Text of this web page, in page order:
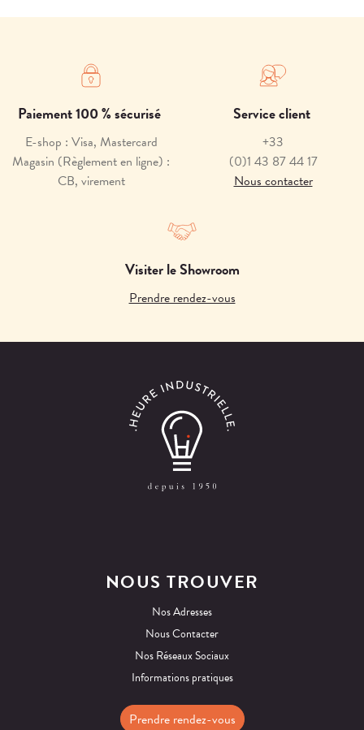
Paiement 100 % sécurisé
E-shop : Visa, Mastercard
Magasin (Règlement en ligne) :
CB, virement
Service client
+33
(0)1 43 87 44 17
Nous contacter
Visiter le Showroom
Prendre rendez-vous
NOUS TROUVER
Nos Adresses
Nous Contacter
Nos Réseaux Sociaux
Informations pratiques
Prendre rendez-vous